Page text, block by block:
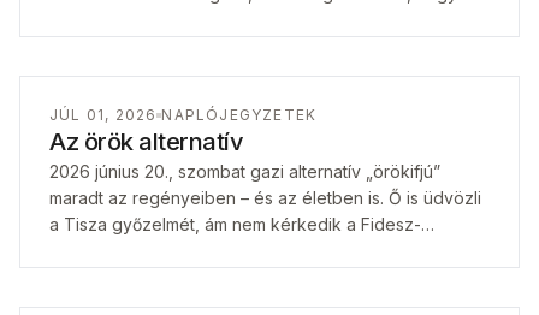
JÚL 01, 2026 NAPLÓJEGYZETEK
Az örök alternatív
2026 június 20., szombat gazi alternatív „örökifjú”
maradt az regényeiben – és az életben is. Ő is üdvözli
a Tisza győzelmét, ám nem kérkedik a Fidesz-